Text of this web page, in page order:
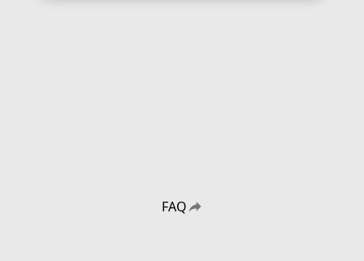
FAQ